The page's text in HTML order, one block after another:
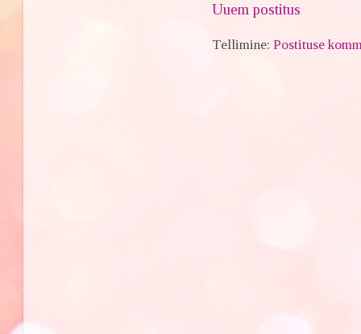
Uuem postitus
Tellimine:Postituse